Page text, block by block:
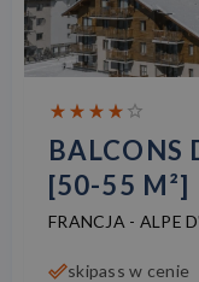
BALCONS
[50-55 M²]
FRANCJA - ALPE
skipass w cenie